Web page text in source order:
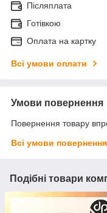
Післяплата
Готівкою
Оплата на картку
Всі умови оплати
Умови повернення
Повернення товару
Всі умови повернення
Подібні товари